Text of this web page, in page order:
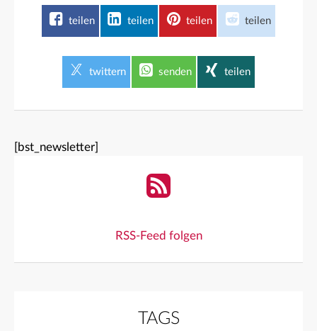
teilen teilen teilen teilen
twittern senden teilen
[bst_newsletter]
RSS-Feed folgen
TAGS